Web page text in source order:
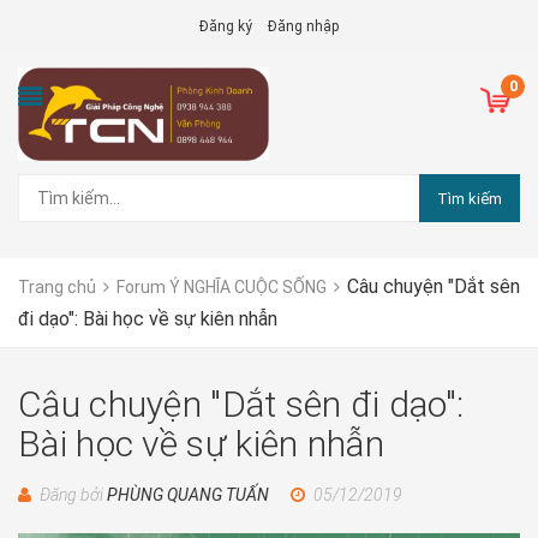
Đăng ký Đăng nhập
0
Tìm kiếm
Trang chủ Forum Ý NGHĨA CUỘC SỐNG
Câu chuyện "Dắt sên
đi dạo": Bài học về sự kiên nhẫn
Câu chuyện "Dắt sên đi dạo":
Bài học về sự kiên nhẫn
Đăng bởiPHÙNG QUANG TUẤN 05/12/2019